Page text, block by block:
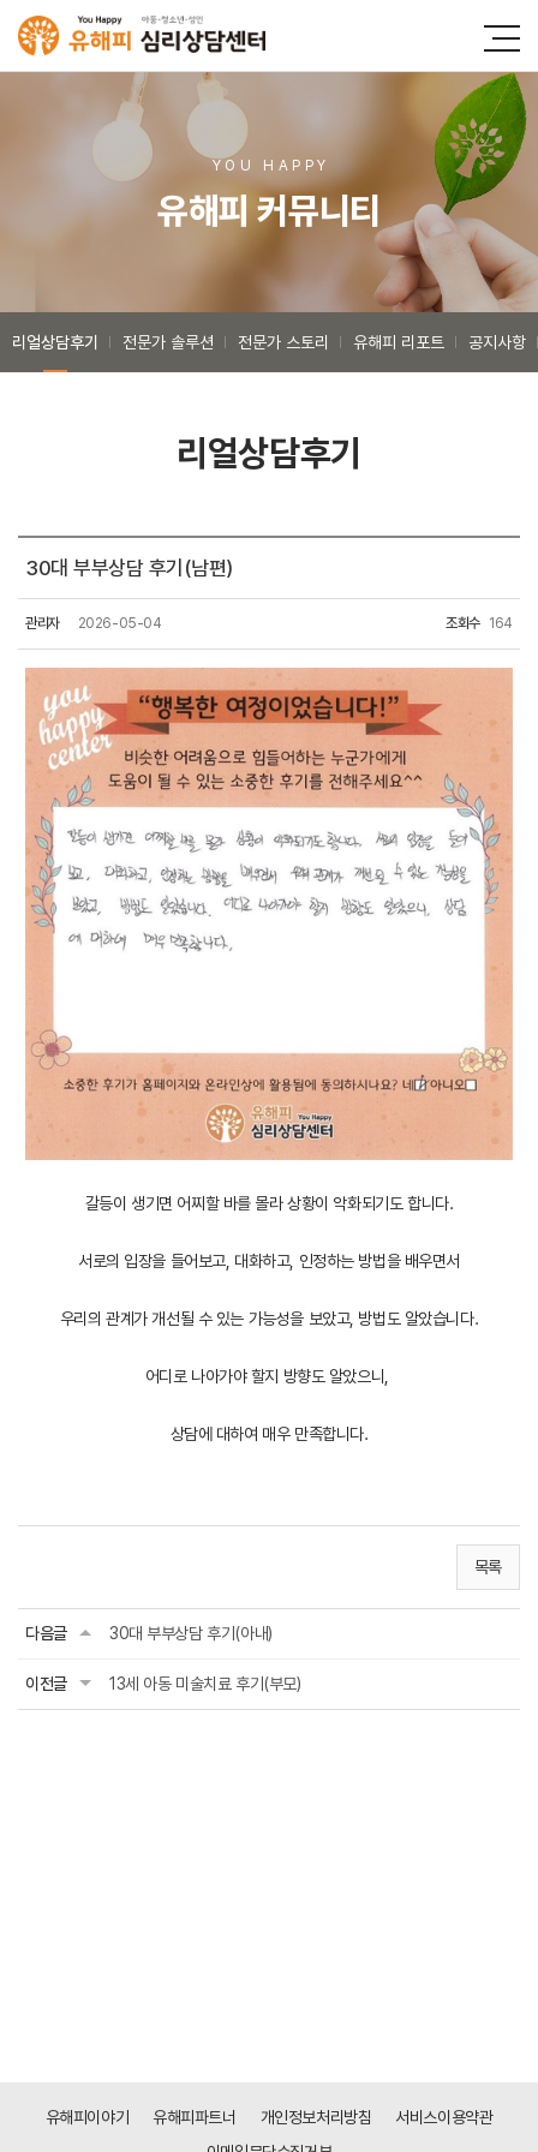
YOU HAPPY
유해피 커뮤니티
리얼상담후기 전문가 솔루션 전문가 스토리 유해피 리포트 공지사항
리얼상담후기
30대 부부상담 후기(남편)
관리자 2026-05-04 조회수 164
갈등이 생기면 어찌할 바를 몰라 상황이 악화되기도 합니다.
서로의 입장을 들어보고, 대화하고, 인정하는 방법을 배우면서
우리의 관계가 개선될 수 있는 가능성을 보았고, 방법도 알았습니다.
어디로 나아가야 할지 방향도 알았으니,
상담에 대하여 매우 만족합니다.
목록
다음글 30대 부부상담 후기(아내)
이전글 13세 아동 미술치료 후기(부모)
유해피이야기 유해피파트너 개인정보처리방침
서비스이용약관